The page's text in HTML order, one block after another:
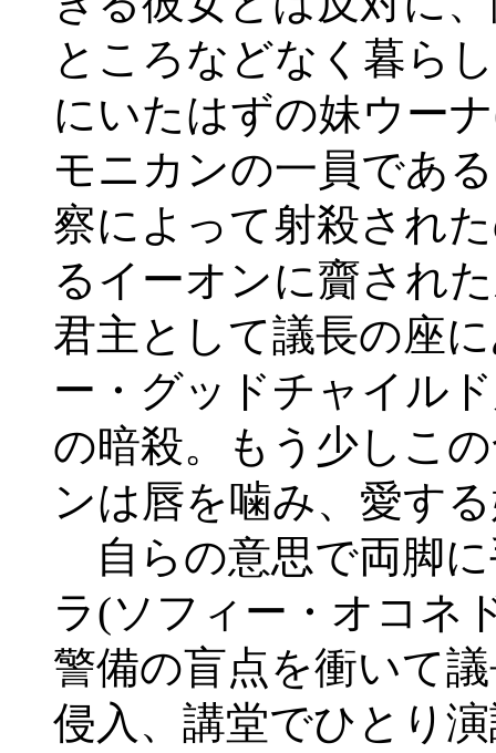
ところなどなく暮ら
にいたはずの妹ウー
モニカンの一員であ
察によって射殺され
るイーオンに齎され
君主として議長の座
ー・グッドチャイル
の暗殺。もう少しこ
ンは唇を噛み、愛す
自らの意思で両脚
ラ(ソフィー・オコネ
警備の盲点を衝いて
侵入、講堂でひとり